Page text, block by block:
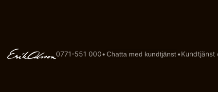
0771-551 000• Chatta med kundtjänst•Kundtjänst